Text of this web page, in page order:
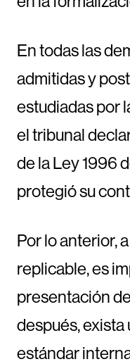
En todas las
admitidas y
estudiadas por
el tribunal
de la Ley 1996
protegió su
Por lo anterior,
replicable, es
presentación
después, exista
estándar